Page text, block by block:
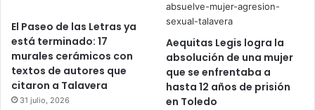
El Paseo de las Letras ya
está terminado: 17
murales cerámicos con
textos de autores que
citaron a Talavera
31 julio, 2026
Aequitas Legis logra la
absolución de una mujer
que se enfrentaba a
hasta 12 años de prisión
en Toledo